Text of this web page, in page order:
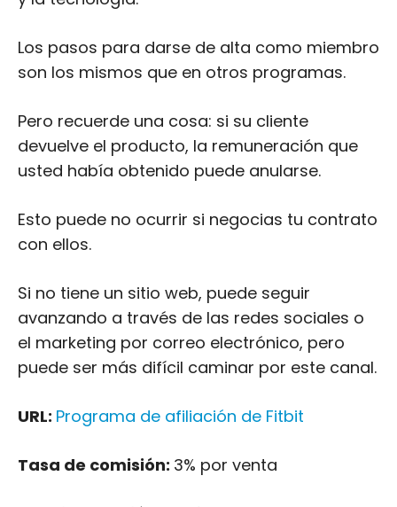
Pero recuerde una cosa: si su cliente
devuelve el producto, la remuneración que
usted había obtenido puede anularse.
Esto puede no ocurrir si negocias tu contrato
con ellos.
Si no tiene un sitio web, puede seguir
avanzando a través de las redes sociales o
el marketing por correo electrónico, pero
Programa de afiliación de Fitbit
Tasa de comisión: 3% por venta
Cookie Duración: 15 días
También puede leer :Los 30 mejores
programas de afiliación de belleza